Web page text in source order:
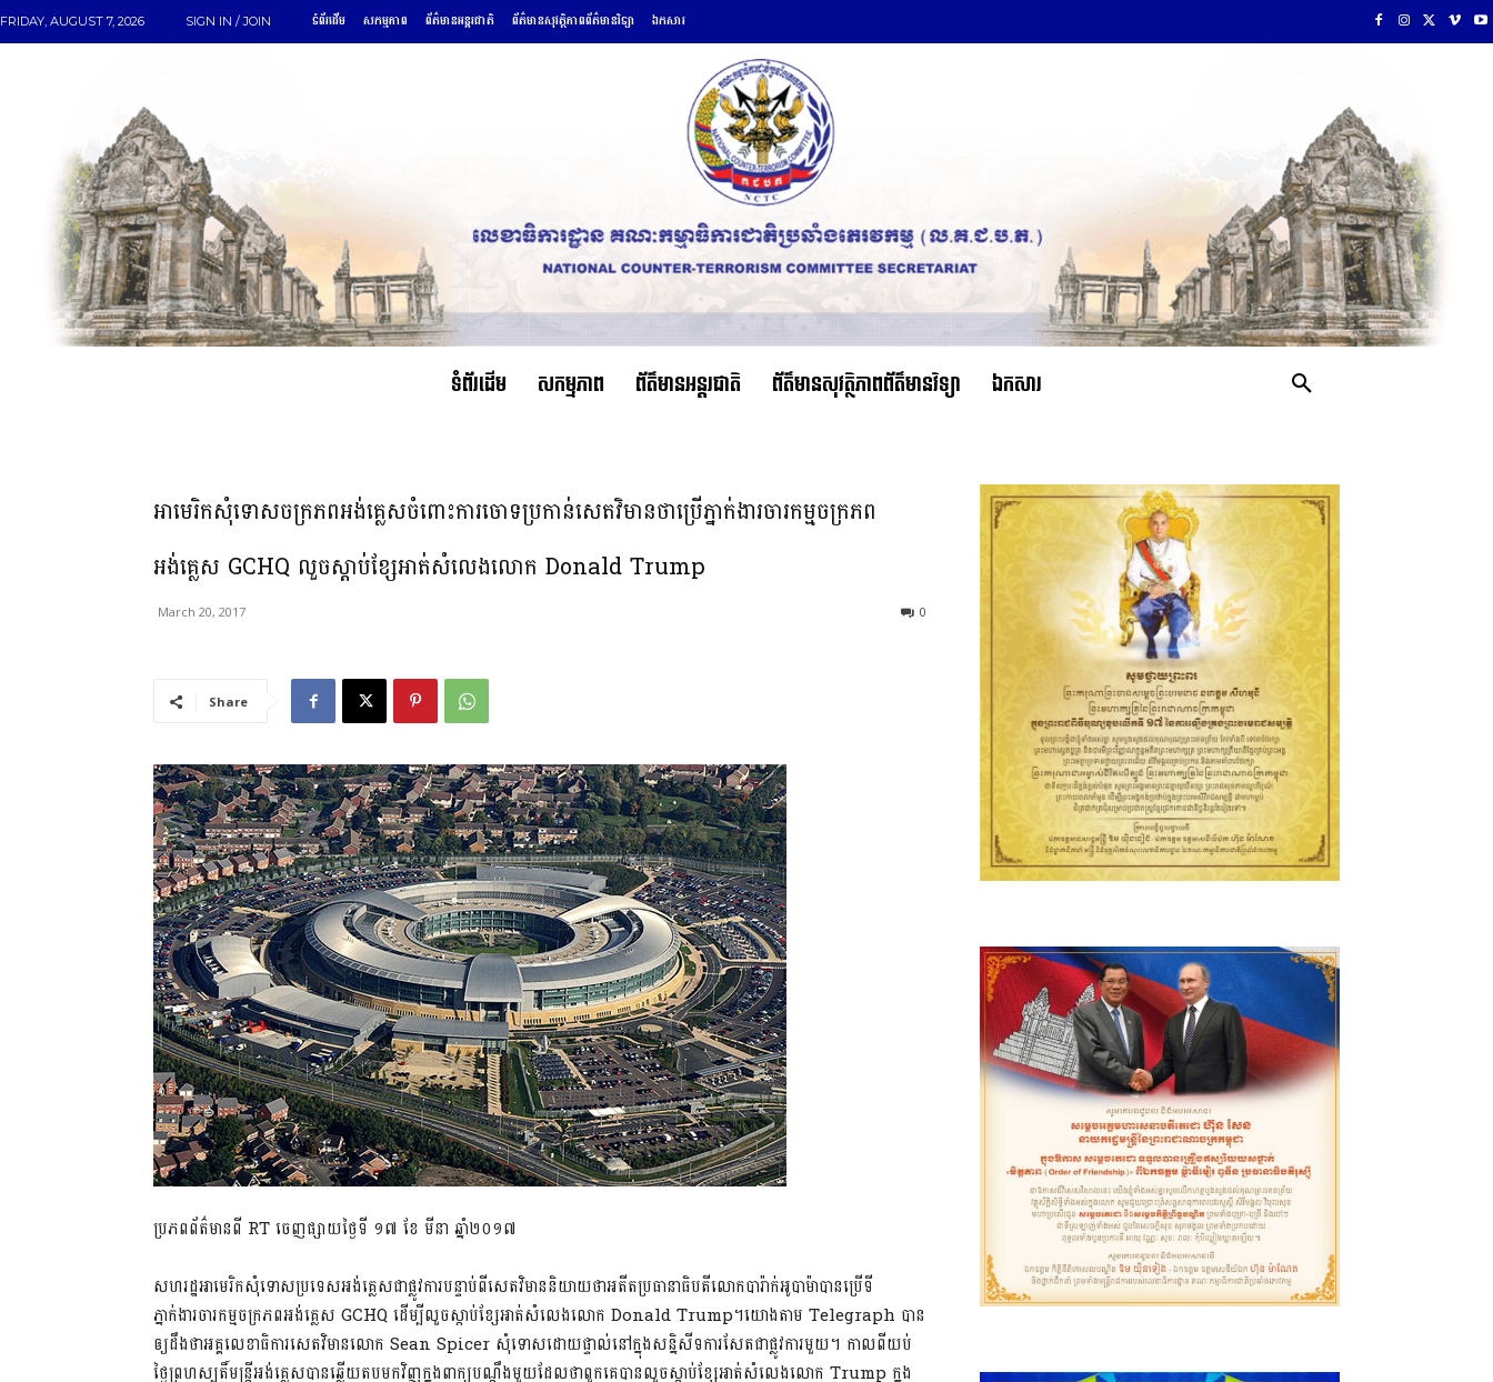
FRIDAY, AUGUST 7, 2026 SIGN IN / JOIN ទំព័រដើម សកម្មភាព ព័ត៌មានអន្តរជាតិ ព័ត៌មានសុវត្ថិភាពព័ត៌មានវិទ្យា ឯកសារ
ទំព័រដើម សកម្មភាព ព័ត៌មានអន្តរជាតិ ព័ត៌មានសុវត្ថិភាពព័ត៌មានវិទ្យា ឯកសារ
អាមេរិកសុំទោសចក្រភពអង់គ្លេសចំពោះការចោទប្រកាន់សេតវិមានថាប្រើភ្នាក់ងារចារកម្មចក្រភព
អង់គ្លេស GCHQ លួចស្តាប់ខ្សែអាត់សំលេងលោក Donald Trump
March 20, 2017 0
Share
ប្រភពព័ត៌មានពី RT ចេញផ្សាយថ្ងៃទី ១៧ ខែ មីនា ឆ្នាំ២០១៧
សហរដ្ឋអាមេរិកសុំទោសប្រទេសអង់គ្លេសជាផ្លូវការបន្ទាប់ពីសេតវិមាននិយាយថាអតីតប្រធានាធិបតីលោកបារ៉ាក់អូបាម៉ាបានប្រើទី
ភ្នាក់ងារចារកម្មចក្រភពអង់គ្លេស GCHQ ដើម្បីលួចស្តាប់ខ្សែអាត់សំលេងលោក Donald Trump។យោងតាម Telegraph បាន
ឲ្យដឹងថាអគ្គលេខាធិការសេតវិមានលោក Sean Spicer សុំទោសដោយផ្ទាល់នៅក្នុងសន្និសីទការសែតជាផ្លូវការមួយ។ កាលពីយប់
ថ្ងៃព្រហស្បតិ៍មន្រ្តីអង់គ្លេសបានឆ្លើយតបមកវិញក្នុងពាក្យបណ្តឹងមួយដែលថាពួកគេបានលួចស្តាប់ខ្សែអាត់សំលេងលោក Trump ក្នុង